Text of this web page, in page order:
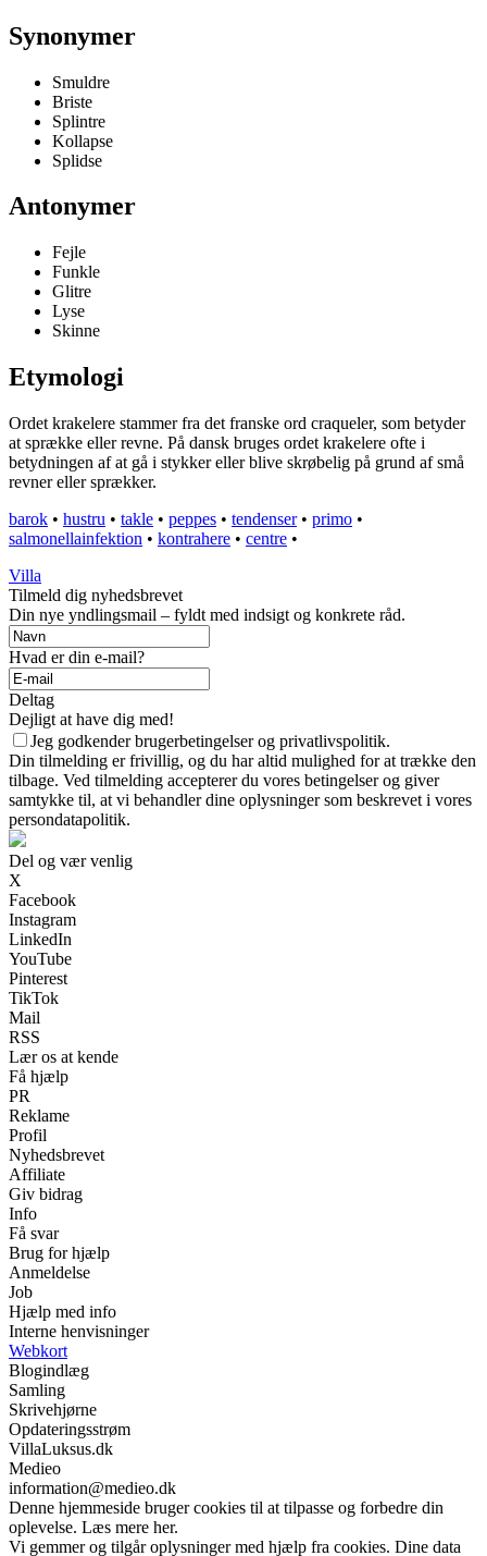
Synonymer
Smuldre
Briste
Splintre
Kollapse
Splidse
Antonymer
Fejle
Funkle
Glitre
Lyse
Skinne
Etymologi
Ordet krakelere stammer fra det franske ord craqueler, som betyder
at sprække eller revne. På dansk bruges ordet krakelere ofte i
betydningen af at gå i stykker eller blive skrøbelig på grund af små
revner eller sprækker.
barok • hustru • takle • peppes • tendenser• primo •
salmonellainfektion • kontrahere • centre •
Villa
Tilmeld dig nyhedsbrevet
Din nye yndlingsmail – fyldt med indsigt og konkrete råd.
Hvad er din e-mail?
Deltag
Dejligt at have dig med!
Jeg godkender brugerbetingelser og privatlivspolitik.
Din tilmelding er frivillig, og du har altid mulighed for at trække den
tilbage. Ved tilmelding accepterer du vores betingelser og giver
samtykke til, at vi behandler dine oplysninger som beskrevet i vores
persondatapolitik.
Del og vær venlig
X
Facebook
Instagram
LinkedIn
YouTube
Pinterest
TikTok
Mail
RSS
Lær os at kende
Få hjælp
PR
Reklame
Profil
Nyhedsbrevet
Affiliate
Giv bidrag
Info
Få svar
Brug for hjælp
Anmeldelse
Job
Hjælp med info
Interne henvisninger
Webkort
Blogindlæg
Samling
Skrivehjørne
Opdateringsstrøm
VillaLuksus.dk
Medieo
information@medieo.dk
Denne hjemmeside bruger cookies til at tilpasse og forbedre din
oplevelse. Læs mere her.
Vi gemmer og tilgår oplysninger med hjælp fra cookies. Dine data